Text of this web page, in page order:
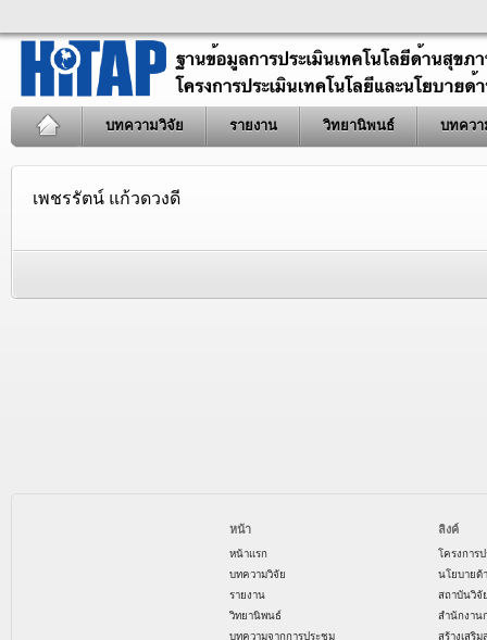
บทความวิจัย รายงาน วิทยานิพนธ์ บทควา
เพชรรัตน์ แก้วดวงดี
หน้า
หน้าแรก
บทความวิจัย
รายงาน
วิทยานิพนธ์
บทความจากการประชุม
ลิงค์
โครงการ
นโยบายด้
สถาบันวิจั
สำนักงาน
สร้างเสริ